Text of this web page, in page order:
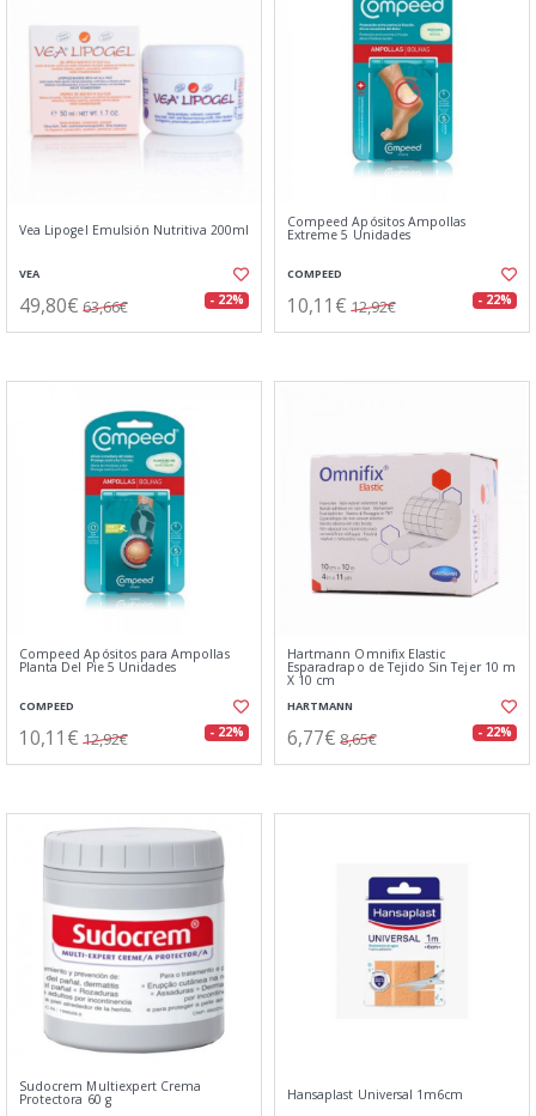
Vea Lipogel Emulsión Nutritiva 200ml
VEA
49,80€ 63,66€ - 22%
Compeed Apósitos Ampollas
Extreme 5 Unidades
COMPEED
10,11€ 12,92€ - 22%
Compeed Apósitos para Ampollas
Planta Del Pie 5 Unidades
COMPEED
10,11€ 12,92€ - 22%
Hartmann Omnifix Elastic
Esparadrapo de Tejido Sin Tejer 10 m
X 10 cm
HARTMANN
6,77€ 8,65€ - 22%
Sudocrem Multiexpert Crema
Protectora 60 g Hansaplast Universal 1m6cm